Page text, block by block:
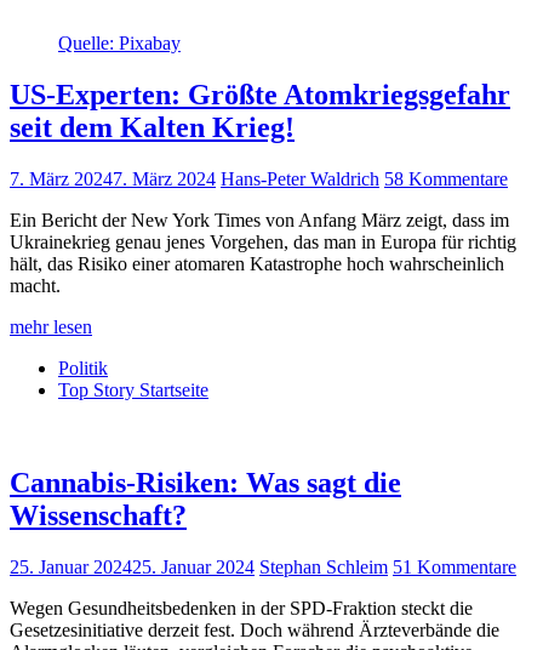
Quelle: Pixabay
US-Experten: Größte Atomkriegsgefahr
seit dem Kalten Krieg!
7. März 20247. März 2024 Hans-Peter Waldrich 58 Kommentare
Ein Bericht der New York Times von Anfang März zeigt, dass im
Ukrainekrieg genau jenes Vorgehen, das man in Europa für richtig
hält, das Risiko einer atomaren Katastrophe hoch wahrscheinlich
macht.
mehr lesen
Politik
Top Story Startseite
Cannabis-Risiken: Was sagt die
Wissenschaft?
25. Januar 202425. Januar 2024 Stephan Schleim 51 Kommentare
Wegen Gesundheitsbedenken in der SPD-Fraktion steckt die
Gesetzesinitiative derzeit fest. Doch während Ärzteverbände die